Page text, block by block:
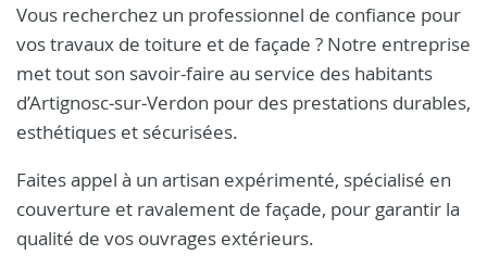
Vous recherchez un professionnel de confiance pour
vos travaux de toiture et de façade ? Notre entreprise
met tout son savoir-faire au service des habitants
d’Artignosc‑sur‑Verdon pour des prestations durables,
esthétiques et sécurisées.
Faites appel à un artisan expérimenté, spécialisé en
couverture et ravalement de façade, pour garantir la
qualité de vos ouvrages extérieurs.